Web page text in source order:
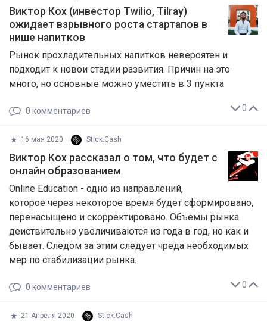
Виктор Кох (инвестор Twilio, Tilray)
ожидает взрывного роста стартапов в
нише напитков
Рынок прохладительных напитков невероятен и
подходит к новои стадии развития. Причин на это
много, но основные можно уместить в 3 пункта
0
0 комментариев
16 мая 2020 Stick.Cash
Виктор Кох рассказал о том, что будет с
онлайн образованием
Online Education - одно из направлений,
которое через некоторое время будет сформировано,
перенасыщено и скорректировано. Объемы рынка
деиствительно увеличиваются из года в год, но как и
бывает. Следом за этим следует чреда необходимых
мер по стабилизации рынка.
0
0 комментариев
21 Апреля 2020 Stick.Cash